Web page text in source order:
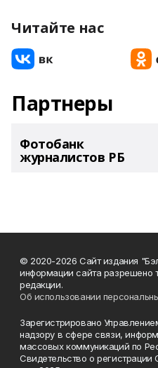
Читайте нас
Партнеры
Фотобанк
журналистов РБ
© 2020-2026 Сайт издания
информации сайта разрешено
редакции.
Об использовании
Зарегистрировано
надзору в сфере связи,
массовых коммуникаций по
Свидетельство о